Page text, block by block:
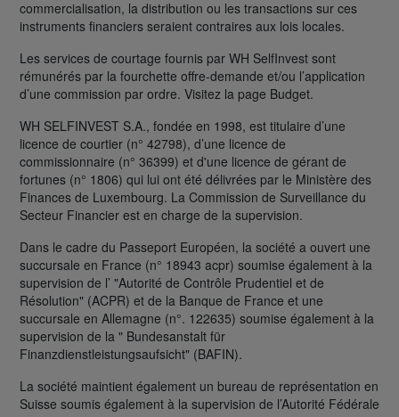
commercialisation, la distribution ou les transactions sur ces
instruments financiers seraient contraires aux lois locales.
Les services de courtage fournis par WH SelfInvest sont
rémunérés par la fourchette offre-demande et/ou l’application
d’une commission par ordre. Visitez la page Budget.
WH SELFINVEST S.A., fondée en 1998, est titulaire d’une
licence de courtier (n° 42798), d’une licence de
commissionnaire (n° 36399) et d'une licence de gérant de
fortunes (n° 1806) qui lui ont été délivrées par le Ministère des
Finances de Luxembourg. La Commission de Surveillance du
Secteur Financier est en charge de la supervision.
Dans le cadre du Passeport Européen, la société a ouvert une
succursale en France (n° 18943 acpr) soumise également à la
supervision de l’ "Autorité de Contrôle Prudentiel et de
Résolution" (ACPR) et de la Banque de France et une
succursale en Allemagne (n°. 122635) soumise également à la
supervision de la " Bundesanstalt für
Finanzdienstleistungsaufsicht" (BAFIN).
La société maintient également un bureau de représentation en
Suisse soumis également à la supervision de l’Autorité Fédérale